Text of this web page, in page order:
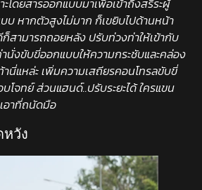
ะโดยสารออกแบบมาเพื่อเข้าถึงสรีระผู้
บ หากตัวสูงไม่มาก ก็เขยิบไปด้านหน้า
สามารถถอยหลัง ปรับท่วงท่าให้เข้ากับ
นั่งขับขี่ออกแบบให้ความกระชับและคล่อง
นี่แหล่ะ เพิ่มความเสถียรคอนโทรลขับขี่
จทย์ ส่วนแฮนด์..ปรับระยะได้ ใครแขน
อาที่ถนัดมือ
วัง